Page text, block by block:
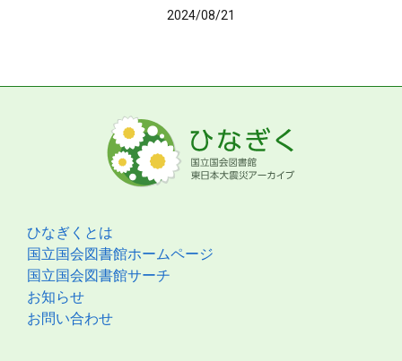
2024/08/21
ひなぎくとは
国立国会図書館ホームページ
国立国会図書館サーチ
お知らせ
お問い合わせ